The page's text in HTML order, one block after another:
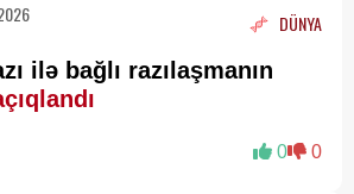
DÜNYA
ilə bağlı razılaşmanın
0 0